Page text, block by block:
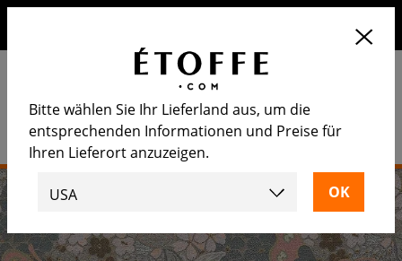
Bitte wählen Sie Ihr Lieferland aus, um die
entsprechenden Informationen und Preise für
Ihren Lieferort anzuzeigen.